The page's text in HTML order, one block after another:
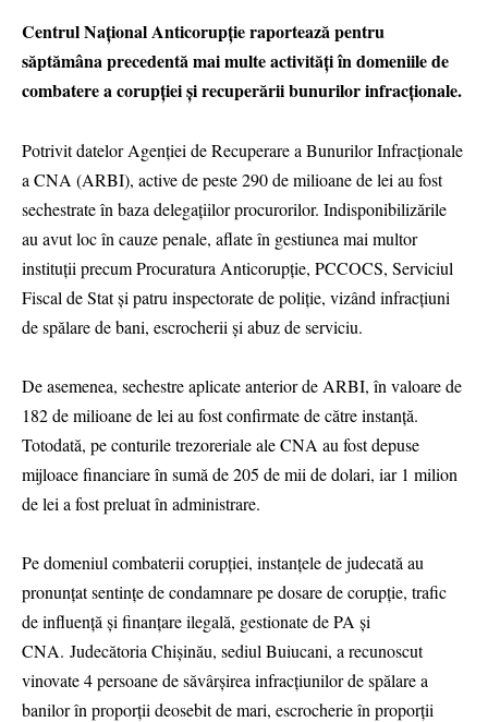
Centrul Național Anticorupție raportează pentru
săptămâna precedentă mai multe activități în domeniile de
combatere a corupției și recuperării bunurilor infracționale.
Potrivit datelor Agenției de Recuperare a Bunurilor Infracționale
a CNA (ARBI), active de peste 290 de milioane de lei au fost
sechestrate în baza delegațiilor procurorilor. Indisponibilizările
au avut loc în cauze penale, aflate în gestiunea mai multor
instituții precum Procuratura Anticorupție, PCCOCS, Serviciul
Fiscal de Stat și patru inspectorate de poliție, vizând infracțiuni
de spălare de bani, escrocherii și abuz de serviciu.
De asemenea, sechestre aplicate anterior de ARBI, în valoare de
182 de milioane de lei au fost confirmate de către instanță.
Totodată, pe conturile trezoreriale ale CNA au fost depuse
mijloace financiare în sumă de 205 de mii de dolari, iar 1 milion
de lei a fost preluat în administrare.
Pe domeniul combaterii corupției, instanțele de judecată au
pronunțat sentințe de condamnare pe dosare de corupție, trafic
de influență și finanțare ilegală, gestionate de PA și
CNA. Judecătoria Chișinău, sediul Buiucani, a recunoscut
vinovate 4 persoane de săvârșirea infracțiunilor de spălare a
banilor în proporții deosebit de mari, escrocherie în proporții